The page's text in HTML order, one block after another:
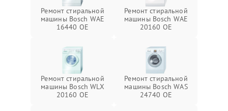
Ремонт стиральной
машины Bosch WAE
16440 OE
Ремонт стиральной
машины Bosch WAE
20160 OE
Ремонт стиральной
машины Bosch WLX
20160 OE
Ремонт стиральной
машины Bosch WAS
24740 OE